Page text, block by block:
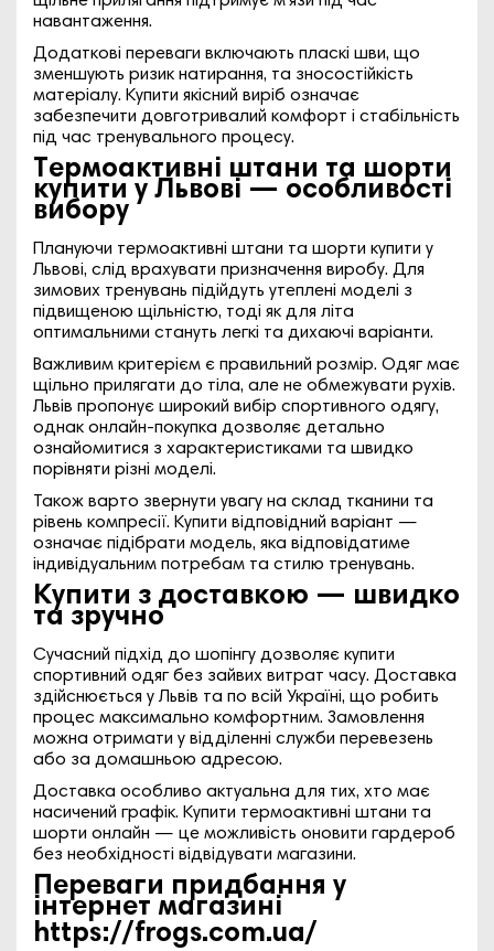
навантаження.
Додаткові переваги включають пласкі шви, що
зменшують ризик натирання, та зносостійкість
матеріалу. Купити якісний виріб означає
забезпечити довготривалий комфорт і стабільність
під час тренувального процесу.
Термоактивні штани та шорти
купити у Львові — особливості
вибору
Плануючи термоактивні штани та шорти купити у
Львові, слід врахувати призначення виробу. Для
зимових тренувань підійдуть утеплені моделі з
підвищеною щільністю, тоді як для літа
оптимальними стануть легкі та дихаючі варіанти.
Важливим критерієм є правильний розмір. Одяг має
щільно прилягати до тіла, але не обмежувати рухів.
Львів пропонує широкий вибір спортивного одягу,
однак онлайн-покупка дозволяє детально
ознайомитися з характеристиками та швидко
порівняти різні моделі.
Також варто звернути увагу на склад тканини та
рівень компресії. Купити відповідний варіант —
означає підібрати модель, яка відповідатиме
індивідуальним потребам та стилю тренувань.
Купити з доставкою — швидко
та зручно
Сучасний підхід до шопінгу дозволяє купити
спортивний одяг без зайвих витрат часу. Доставка
здійснюється у Львів та по всій Україні, що робить
процес максимально комфортним. Замовлення
можна отримати у відділенні служби перевезень
або за домашньою адресою.
Доставка особливо актуальна для тих, хто має
насичений графік. Купити термоактивні штани та
шорти онлайн — це можливість оновити гардероб
без необхідності відвідувати магазини.
Переваги придбання у
інтернет магазині
https://frogs.com.ua/